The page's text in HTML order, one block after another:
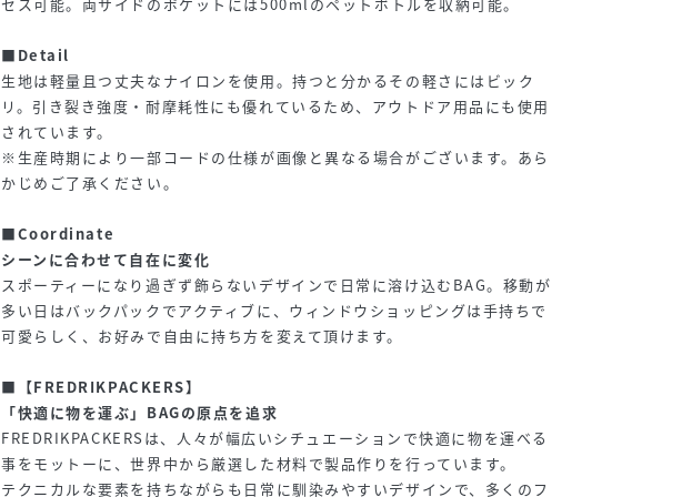
■Detail
生地は軽量且つ丈夫なナイロンを使用。持つと分かるその軽さにはビック
リ。引き裂き強度・耐摩耗性にも優れているため、アウトドア用品にも使用
されています。
※生産時期により一部コードの仕様が画像と異なる場合がございます。あら
かじめご了承ください。
■Coordinate
シーンに合わせて自在に変化
スポーティーになり過ぎず飾らないデザインで日常に溶け込むBAG。移動が
多い日はバックパックでアクティブに、ウィンドウショッピングは手持ちで
可愛らしく、お好みで自由に持ち方を変えて頂けます。
■ 【FREDRIKPACKERS】
「快適に物を運ぶ」BAGの原点を追求
FREDRIKPACKERSは、人々が幅広いシチュエーションで快適に物を運べる
事をモットーに、世界中から厳選した材料で製品作りを行っています。
テクニカルな要素を持ちながらも日常に馴染みやすいデザインで、多くのフ